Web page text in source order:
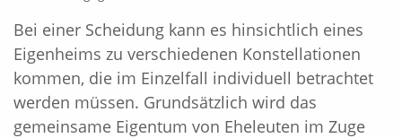
Bei einer Scheidung kann es hinsichtlich eines
Eigenheims zu verschiedenen Konstellationen
kommen, die im Einzelfall individuell betrachtet
werden müssen. Grundsätzlich wird das
gemeinsame Eigentum von Eheleuten im Zuge